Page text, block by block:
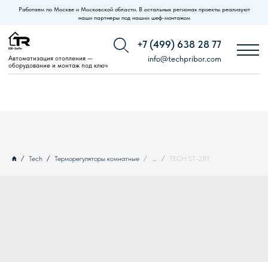
Работаем по Москве и Московской области. В остальных регионах проекты реализуют
наши партнеры под нашим шеф-монтажом
info@techpribor.com
Автоматизация отопления —
оборудование и монтаж под ключ
Tech Терморегуляторы комнатные ... TECH ST-281